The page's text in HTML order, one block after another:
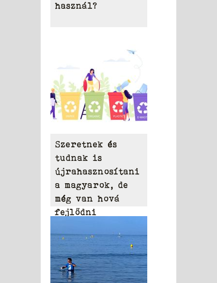
használ?
Szeretnek és
tudnak is
újrahasznosítani
a magyarok, de
még van hová
fejlődni